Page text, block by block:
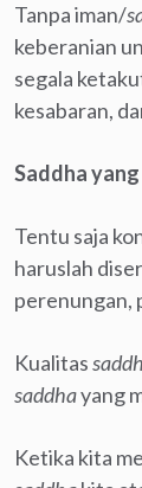
Tanpa iman/
keberanian
segala
kesabaran,
Saddha
Tentu saja
haruslah
perenungan,
Kualitas
saddhayang
Ketika kita